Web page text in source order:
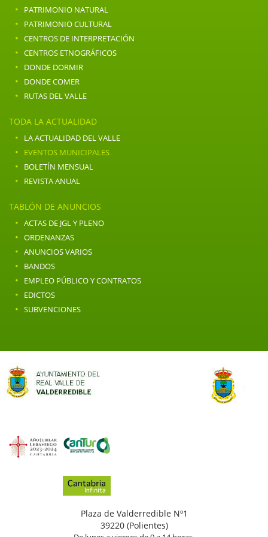
· PATRIMONIO NATURAL
· PATRIMONIO CULTURAL
· CENTROS DE INTERPRETACIÓN
· CENTROS ETNOGRÁFICOS
· DONDE DORMIR
· DONDE COMER
· RUTAS DEL VALLE
TODA LA ACTUALIDAD
· LA ACTUALIDAD DEL VALLE
· EVENTOS MUNICIPALES
· BOLETÍN MENSUAL
· REVISTA ANUAL
TABLÓN DE ANUNCIOS
· ACTAS DE JGL Y PLENO
· ORDENANZAS
· ANUNCIOS VARIOS
· BANDOS
· EMPLEO PÚBLICO Y CONTRATOS
· EDICTOS
· SUBVENCIONES
Plaza de Valderredible Nº1
39220 (Polientes)